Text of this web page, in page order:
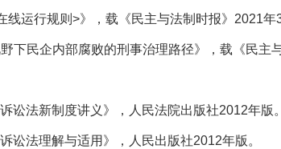
线运行规则 >》，载《民主与法制时报》2021年
下民企内部腐败的刑事治理路径》，载《民主
讼法新制度讲义》，人民法院出版社2012年版。
讼法理解与适用》，人民出版社2012年版。